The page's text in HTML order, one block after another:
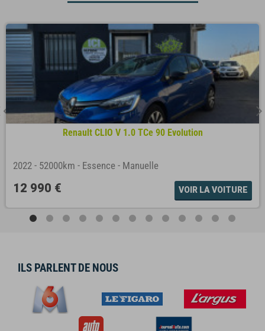
Renault CLIO V 1.0 TCe 90 Evolution
2022 - 52000km - Essence - Manuelle
12 990 € VOIR LA VOITURE
ILS PARLENT DE NOUS